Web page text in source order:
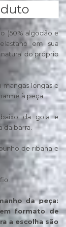
(50% algodão e
em sua
do próprio
mangas longas e
à peça.
da gola e
barra.
de ribana e
da peça:
formato de
a escolha são